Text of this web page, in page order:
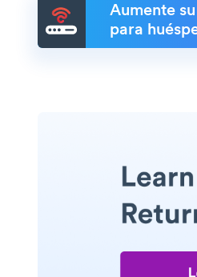
Aumente
para